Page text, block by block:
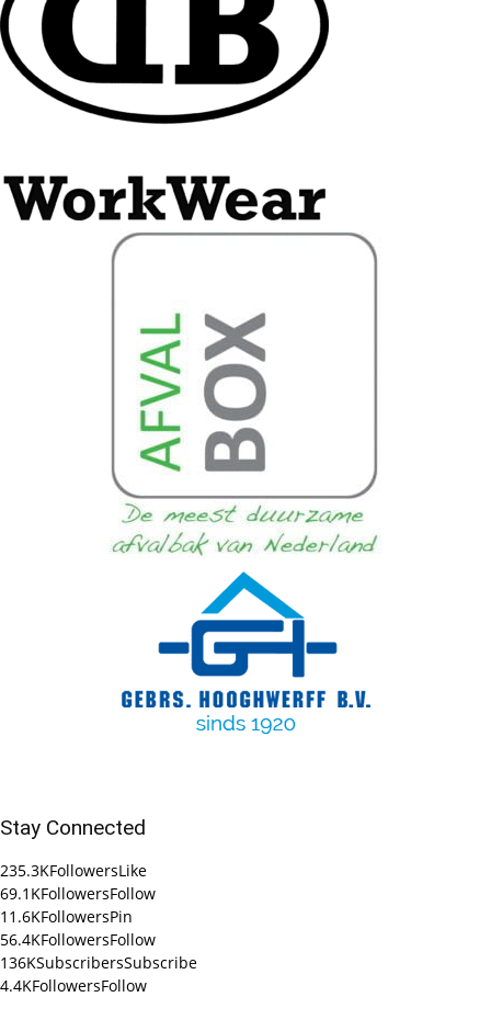
Stay Connected
235.3KFollowersLike
69.1KFollowersFollow
11.6KFollowersPin
56.4KFollowersFollow
136KSubscribersSubscribe
4.4KFollowersFollow